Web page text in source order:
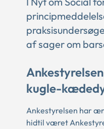
af sager om
kugle-
Ankestyrelsen har
hidtil været